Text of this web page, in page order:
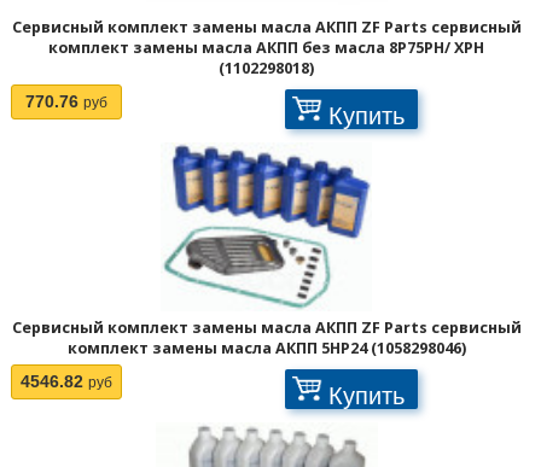
Сервисный комплект замены масла АКПП ZF Parts сервисный
комплект замены масла АКПП без масла 8P75PH/ XPH
(1102298018)
770.76 руб Купить
Сервисный комплект замены масла АКПП ZF Parts сервисный
комплект замены масла АКПП 5HP24 (1058298046)
4546.82 руб Купить